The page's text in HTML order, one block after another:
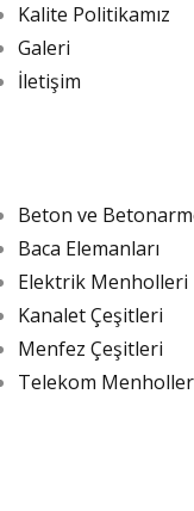
Kalite Politikamız
Galeri
İletişim
Beton ve
Baca Elemanları
Elektrik Menholleri
Kanalet Çeşitleri
Menfez Çeşitleri
Telekom